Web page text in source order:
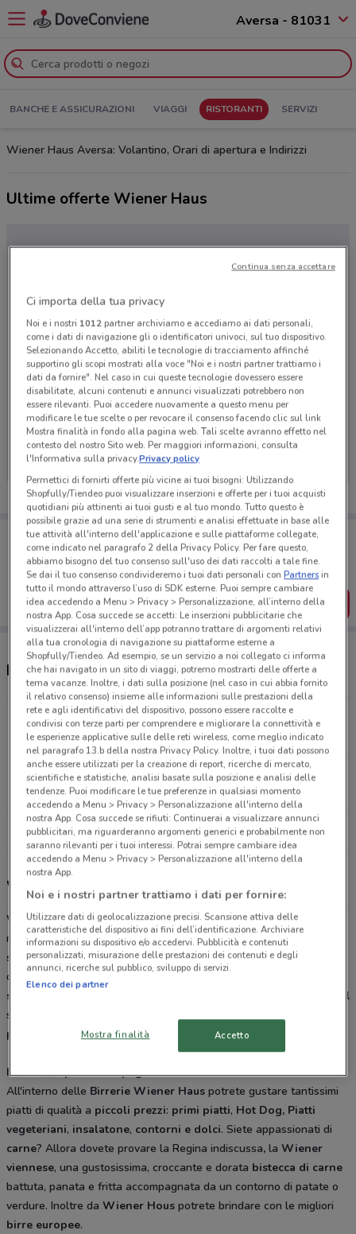
Aversa - 81031
BANCHE E ASSICURAZIONI VIAGGI RISTORANTI SERVIZI
Wiener Haus Aversa: Volantino, Orari di apertura e Indirizzi
Ultime offerte Wiener Haus
Ci dispiace, al momento non abbiamo pubblicato
volantini nella tua zona. Riprova più tardi.
Porta DoveConviene sempre con te!
Puoi trovare le migliori offerte dei negozi vicino a te,
salvarle e creare la tua lista del risparmio, comodamente
dal tuo cellulare.
SCARICA L’APP
Ristoranti Wiener Haus nelle vicinanze
SS 87 Località Aurno Marcianise
10.6 km
APERTO
Via Santa Maria La Nuova, 1 Afragola
13.2 km
APERTO
Tutti i negozi Wiener Haus
Wiener Haus, offerte e ristoranti
Wiener Hausè unatrattoriaebirreriadove poter gustare le
migliori specialità culinarie europee. Troverete una vasta scelta di
specialità tipiche cucinate con cura seguendo le ricette originali
delle più antiche tradizioni: dai Tradizionali, ai
specialità alla griglia
. Visita il
sito DoveConviene.it, sfoglia il
promozioni
in atto nella tua città.
Birreria, sapori e compagnia
All'interno delle Birrerie Wiener Haus potrete gustare tantissimi
piatti di qualità a piccoli prezzi: primi piatti, Hot Dog, Piatti
vegeteriani, insalatone, contorni e dolci. Siete appassionati di
carne? Allora dovete provare la Regina indiscussa, la Wiener
viennese, una gustosissima, croccante e dorata bistecca di carne
battuta, panata e fritta accompagnata da un contorno di patate o
verdure. Inoltre da Wiener Hous potrete brindare con le migliori
birre europee.
Ci importa della tua privacy
Noi e i nostri 1012partner archiviamo e accediamo ai dati personali,
come i dati di navigazione gli o identificatori univoci, sul tuo dispositivo.
Selezionando Accetto, abiliti le tecnologie di tracciamento affinché
supportino gli scopi mostrati alla voce "Noi e i nostri partner trattiamo i
dati da fornire". Nel caso in cui queste tecnologie dovessero essere
disabilitate, alcuni contenuti e annunci visualizzati potrebbero non
essere rilevanti. Puoi accedere nuovamente a questo menu per
modificare le tue scelte o per revocare il consenso facendo clic sul link
Mostra finalità in fondo alla pagina web. Tali scelte avranno effetto nel
contesto del nostro Sito web. Per maggiori informazioni, consulta
l'Informativa sulla privacy.Privacy policy
Permettici di fornirti offerte più vicine ai tuoi bisogni: Utilizzando
Shopfully/Tiendeo puoi visualizzare inserzioni e offerte per i tuoi acquisti
quotidiani più attinenti ai tuoi gusti e al tuo mondo. Tutto questo è
possibile grazie ad una serie di strumenti e analisi effettuate in base alle
tue attività all'interno dell'applicazione e sulle piattaforme collegate,
come indicato nel paragrafo 2 della Privacy Policy. Per fare questo,
abbiamo bisogno del tuo consenso sull'uso dei dati raccolti a tale fine.
Se dai il tuo consenso condivideremo i tuoi dati personali conPartnersin
tutto il mondo attraverso l’uso di SDK esterne. Puoi sempre cambiare
idea accedendo a Menu > Privacy > Personalizzazione, all’interno della
nostra App. Cosa succede se accetti: Le inserzioni pubblicitarie che
visualizzerai all'interno dell’app potranno trattare di argomenti relativi
alla tua cronologia di navigazione su piattaforme esterne a
Shopfully/Tiendeo. Ad esempio, se un servizio a noi collegato ci informa
che hai navigato in un sito di viaggi, potremo mostrarti delle offerte a
tema vacanze. Inoltre, i dati sulla posizione (nel caso in cui abbia fornito
il relativo consenso) insieme alle informazioni sulle prestazioni della
rete e agli identificativi del dispositivo, possono essere raccolte e
condivisi con terze parti per comprendere e migliorare la connettività e
le esperienze applicative sulle delle reti wireless, come meglio indicato
nel paragrafo 13.b della nostra Privacy Policy. Inoltre, i tuoi dati possono
anche essere utilizzati per la creazione di report, ricerche di mercato,
scientifiche e statistiche, analisi basate sulla posizione e analisi delle
tendenze. Puoi modificare le tue preferenze in qualsiasi momento
accedendo a Menu > Privacy > Personalizzazione all'interno della
nostra App. Cosa succede se rifiuti: Continuerai a visualizzare annunci
pubblicitari, ma riguarderanno argomenti generici e probabilmente non
saranno rilevanti per i tuoi interessi. Potrai sempre cambiare idea
accedendo a Menu > Privacy > Personalizzazione all'interno della
nostra App.
Noi e i nostri partner trattiamo i dati per fornire:
Utilizzare dati di geolocalizzazione precisi. Scansione attiva delle
caratteristiche del dispositivo ai fini dell’identificazione. Archiviare
informazioni su dispositivo e/o accedervi. Pubblicità e contenuti
personalizzati, misurazione delle prestazioni dei contenuti e degli
annunci, ricerche sul pubblico, sviluppo di servizi.
Elenco dei partner
Mostra finalità Accetto
Continua senza accettare